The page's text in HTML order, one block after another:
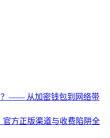
？—— 从加密钱包到网络带
官方正版渠道与收费陷阱全